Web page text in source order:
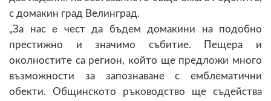
с домакин град Велинград.
„За нас е чест да бъдем домакини на подобно
престижно и значимо събитие. Пещера и
околностите са регион, който ще предложи много
възможности за запознаване с емблематични
обекти. Общинското ръководство ще съдейства